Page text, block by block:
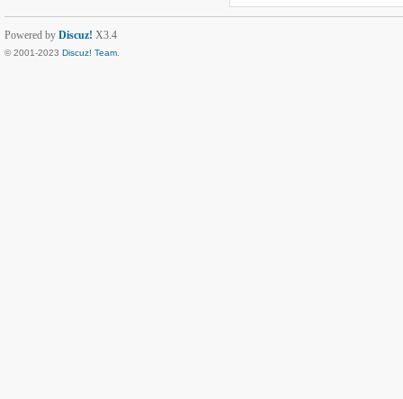
Powered by Discuz! X3.4
© 2001-2023 Discuz! Team